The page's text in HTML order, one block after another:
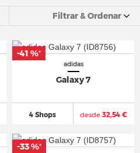
Filtrar & Ordenar
adidas
Galaxy 7
4 Shops desde 32,54 €
-41 %*
-33 %*